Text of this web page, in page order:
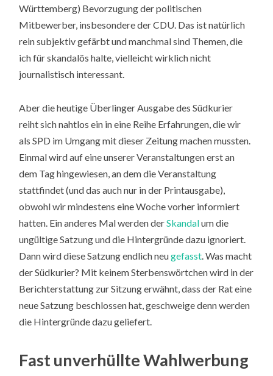
Württemberg) Bevorzugung der politischen
Mitbewerber, insbesondere der CDU. Das ist natürlich
rein subjektiv gefärbt und manchmal sind Themen, die
ich für skandalös halte, vielleicht wirklich nicht
journalistisch interessant.
Aber die heutige Überlinger Ausgabe des Südkurier
reiht sich nahtlos ein in eine Reihe Erfahrungen, die wir
als SPD im Umgang mit dieser Zeitung machen mussten.
Einmal wird auf eine unserer Veranstaltungen erst an
dem Tag hingewiesen, an dem die Veranstaltung
stattfindet (und das auch nur in der Printausgabe),
obwohl wir mindestens eine Woche vorher informiert
hatten. Ein anderes Mal werden derSkandalum die
ungültige Satzung und die Hintergründe dazu ignoriert.
Dann wird diese Satzung endlich neugefasst . Was macht
der Südkurier? Mit keinem Sterbenswörtchen wird in der
Berichterstattung zur Sitzung erwähnt, dass der Rat eine
neue Satzung beschlossen hat, geschweige denn werden
die Hintergründe dazu geliefert.
Fast unverhüllte Wahlwerbung